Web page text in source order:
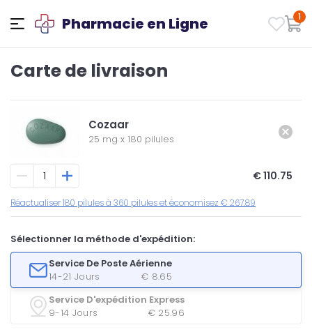
Pharmacie en Ligne 1
Carte de livraison
Cozaar
25 mg x 180 pilules
€ 110.75
Réactualiser 180 pilules à 360 pilules et économisez € 267.89
Sélectionner la méthode d'expédition:
Service De Poste Aérienne
14-21 Jours
€ 8.65
Service D'expédition Express
9-14 Jours
€ 25.96